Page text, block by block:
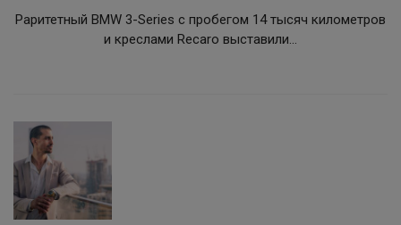
Раритетный BMW 3-Series с пробегом 14 тысяч километров
и креслами Recaro выставили...